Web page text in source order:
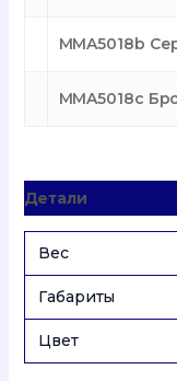
MMA5018b
MMA5018c
Детали
Вес
Габариты
Цвет